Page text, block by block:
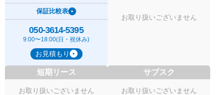
保証比較表
050-3614-5395
9:00〜18:00(日・祝休み)
お見積もり
お取り扱いございません
短期リース
お取り扱いございません
サブスク
お取り扱いございません